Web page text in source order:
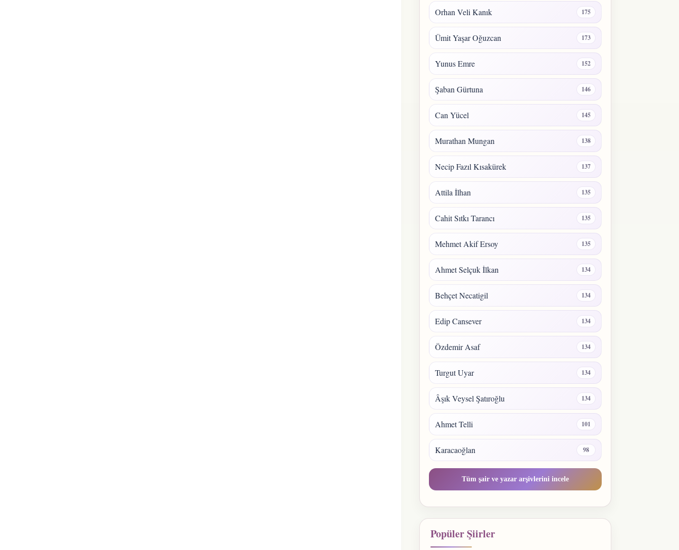
Orhan Veli Kanık 175
Ümit Yaşar Oğuzcan 173
Yunus Emre 152
Şaban Gürtuna 146
Can Yücel 145
Murathan Mungan 138
Necip Fazıl Kısakürek 137
Attila İlhan 135
Cahit Sıtkı Tarancı 135
Mehmet Akif Ersoy 135
Ahmet Selçuk İlkan 134
Behçet Necatigil 134
Edip Cansever 134
Özdemir Asaf 134
Turgut Uyar 134
Âşık Veysel Şatıroğlu 134
Ahmet Telli 101
Karacaoğlan 98
Tüm şair ve yazar arşivlerini incele
Popüler Şiirler